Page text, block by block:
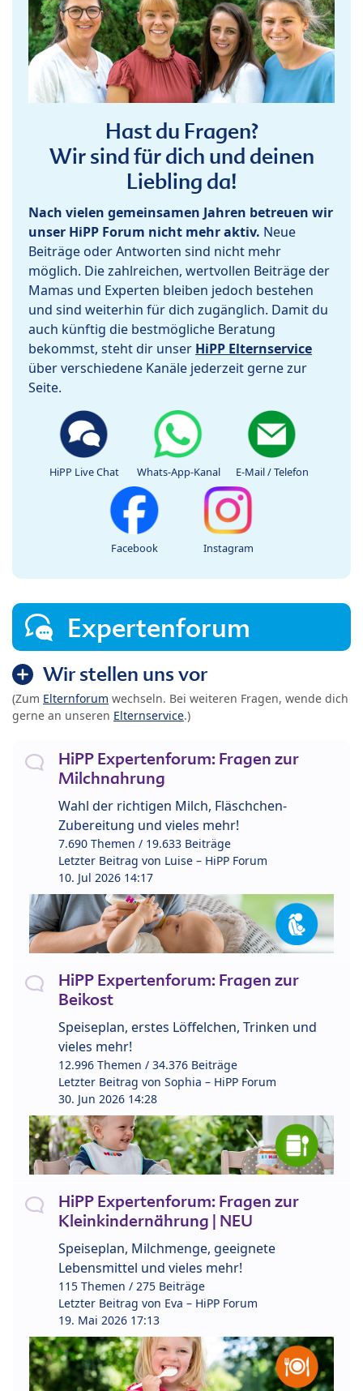
Hast du Fragen?
Wir sind für dich und deinen
Liebling da!
Nach vielen gemeinsamen Jahren betreuen wir
unser HiPP Forum nicht mehr aktiv. Neue
Beiträge oder Antworten sind nicht mehr
möglich. Die zahlreichen, wertvollen Beiträge der
Mamas und Experten bleiben jedoch bestehen
und sind weiterhin für dich zugänglich. Damit du
auch künftig die bestmögliche Beratung
bekommst, steht dir unser HiPP Elternservice
über verschiedene Kanäle jederzeit gerne zur
Seite.
HiPP Live Chat Whats-App-Kanal E-Mail / Telefon
Facebook Instagram
Expertenforum
Wir stellen uns vor
(Zum Elternforum wechseln. Bei weiteren Fragen, wende dich
gerne an unseren Elternservice.)
HiPP Expertenforum: Fragen zur
Milchnahrung
Wahl der richtigen Milch, Fläschchen-
Zubereitung und vieles mehr!
7.690 Themen / 19.633 Beiträge
Letzter Beitrag von Luise – HiPP Forum
10. Jul 2026 14:17
HiPP Expertenforum: Fragen zur
Beikost
Speiseplan, erstes Löffelchen, Trinken und
vieles mehr!
12.996 Themen / 34.376 Beiträge
Letzter Beitrag von Sophia – HiPP Forum
30. Jun 2026 14:28
HiPP Expertenforum: Fragen zur
Kleinkindernährung | NEU
Speiseplan, Milchmenge, geeignete
Lebensmittel und vieles mehr!
115 Themen / 275 Beiträge
Letzter Beitrag von Eva – HiPP Forum
19. Mai 2026 17:13